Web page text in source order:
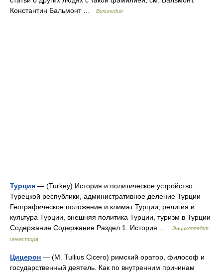
Константин Бальмонт …
Википедия
Турция — (Turkey) История и политическое устройство
Турецкой республики, административное деление Турции
Географическое положение и климат Турции, религия и
культура Турции, внешняя политика Турции, туризм в Турции
Содержание Содержание Раздел 1. История …
Энциклопедия
инвестора
Цицерон — (М. Tullius Cicero) римский оратор, философ и
государственный деятель. Как по внутренним причинам